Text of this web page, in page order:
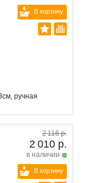
В корзину
ручная
2 116 р.
2 010 р.
в наличии
В корзину